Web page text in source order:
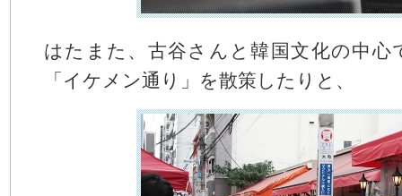
はたまた、古谷さんと韓国文化の中心
「イケメン通り」を散策したりと、